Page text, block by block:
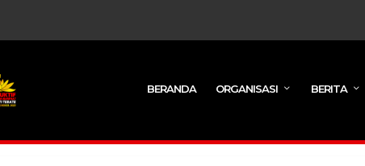
BERANDA ORGANISASI BERITA